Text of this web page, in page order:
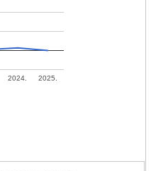
2024. 2025.